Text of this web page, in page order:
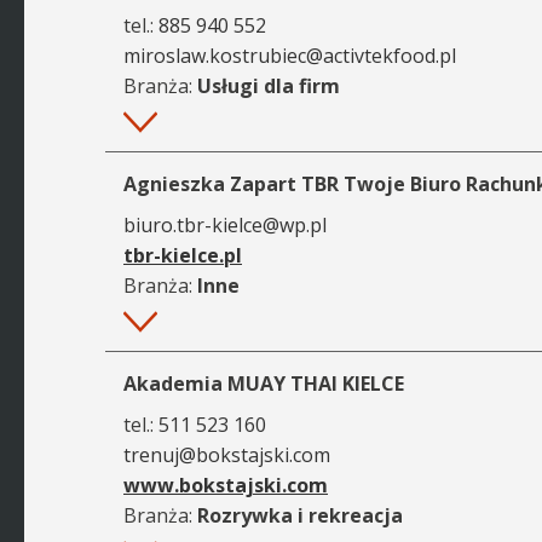
tel.: 885 940 552
miroslaw.kostrubiec@activtekfood.pl
Branża: Usługi dla firm
Więcej
Agnieszka Zapart TBR Twoje Biuro
biuro.tbr-kielce@wp.pl
tbr-kielce.pl
Branża: Inne
Więcej
Akademia MUAY THAI KIELCE
tel.: 511 523 160
trenuj@bokstajski.com
www.bokstajski.com
Branża: Rozrywka i rekreacja